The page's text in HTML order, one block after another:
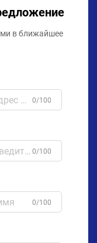
в ближайшее
0/100
0/100
0/100